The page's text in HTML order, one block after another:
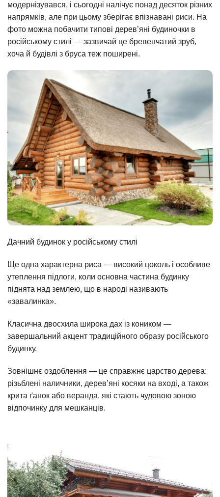
модернізувався, і сьогодні налічує понад десяток різних
напрямків, але при цьому зберігає впізнавані риси. На
фото можна побачити типові дерев’яні будиночки в
російському стилі — зазвичай це бревенчатий зруб,
хоча й будівлі з бруса теж поширені.
Дачний будинок у російському стилі
Ще одна характерна риса — високий цоколь і особливе
утеплення підлоги, коли основна частина будинку
піднята над землею, що в народі називають
«завалинка».
Класична двосхила широка дах із коником —
завершальний акцент традиційного образу російського
будинку.
Зовнішнє оздоблення — це справжнє царство дерева:
різьблені наличники, дерев’яні косяки на вході, а також
крита ґанок або веранда, які стають чудовою зоною
відпочинку для мешканців.